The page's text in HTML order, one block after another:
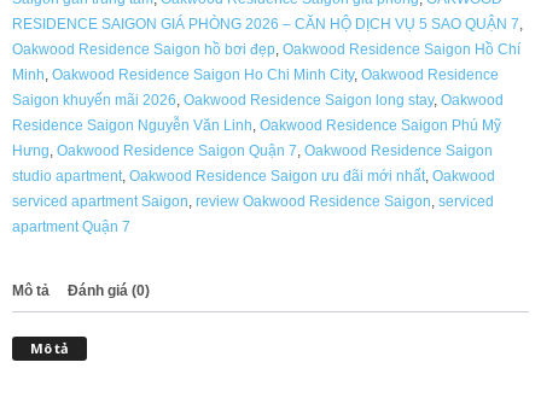
RESIDENCE SAIGON GIÁ PHÒNG 2026 – CĂN HỘ DỊCH VỤ 5 SAO QUẬN 7,
Oakwood Residence Saigon hồ bơi đẹp, Oakwood Residence Saigon Hồ Chí
Minh, Oakwood Residence Saigon Ho Chi Minh City, Oakwood Residence
Saigon khuyến mãi 2026, Oakwood Residence Saigon long stay, Oakwood
Residence Saigon Nguyễn Văn Linh, Oakwood Residence Saigon Phú Mỹ
Hưng, Oakwood Residence Saigon Quận 7, Oakwood Residence Saigon
studio apartment, Oakwood Residence Saigon ưu đãi mới nhất, Oakwood
serviced apartment Saigon, review Oakwood Residence Saigon, serviced
apartment Quận 7
Mô tả Đánh giá (0)
Mô tả